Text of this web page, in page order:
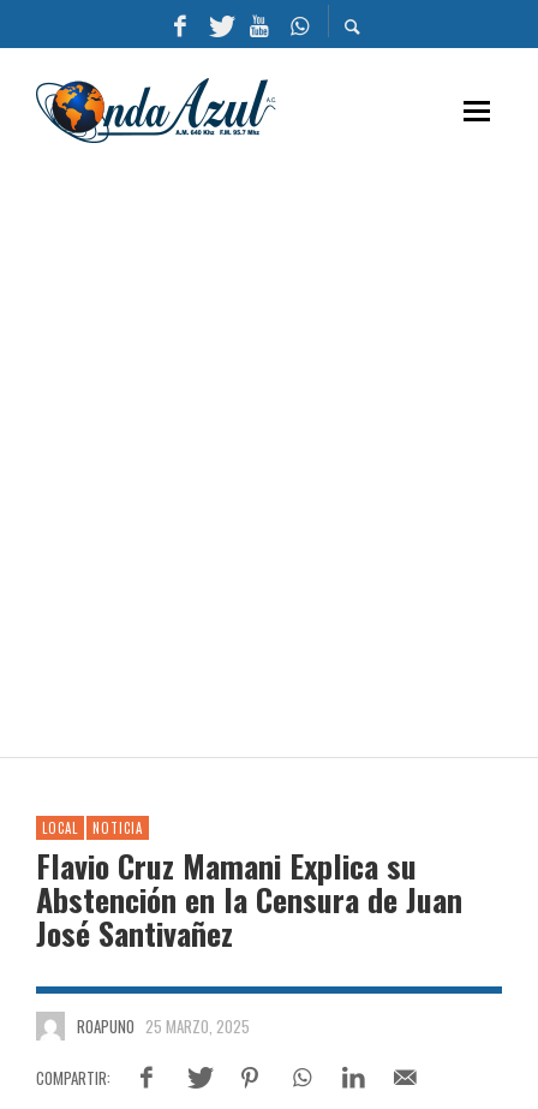
LOCAL NOTICIA
Flavio Cruz Mamani Explica su
Abstención en la Censura de Juan
José Santivañez
ROAPUNO 25 MARZO, 2025